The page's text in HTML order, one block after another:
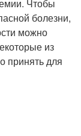
Чтобы
болезни,
можно
из
принять для